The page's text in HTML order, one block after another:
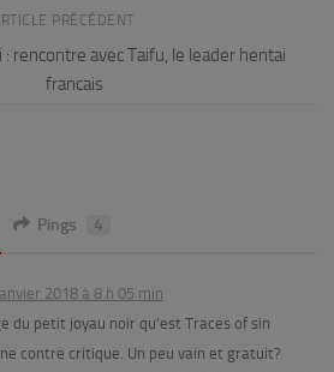
PRÉCÉDENT
rencontre avec Taifu, le leader hentai
francais
Pings 4
2018 à 8 h 05 min
du petit joyau noir qu’est Traces of sin
contre critique. Un peu vain et gratuit?